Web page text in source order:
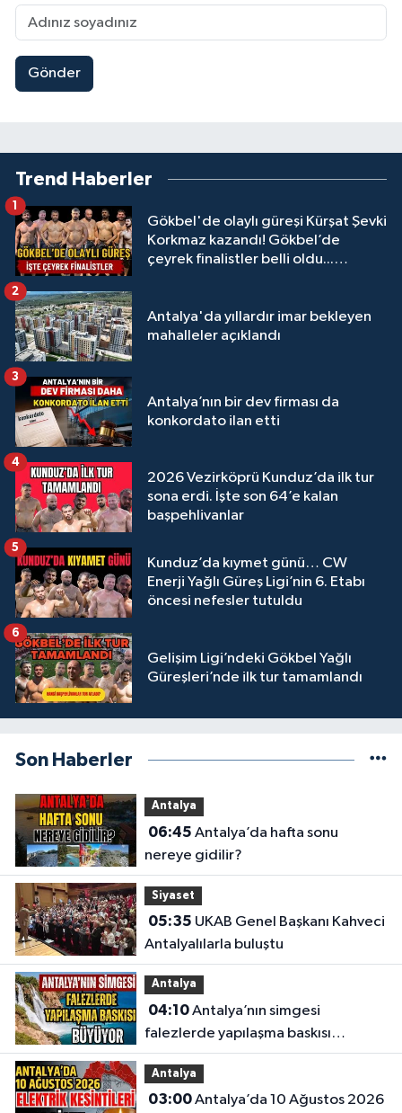
Gönder
Trend Haberler
Gökbel'de olaylı güreşi Kürşat Şevki
Korkmaz kazandı! Gökbel’de
çeyrek finalistler belli oldu...
1
Antalya'da yıllardır imar bekleyen
mahalleler açıklandı
2
Antalya’nın bir dev firması da
konkordato ilan etti
3
2026 Vezirköprü Kunduz’da ilk tur
sona erdi. İşte son 64’e kalan
başpehlivanlar
4
Kunduz’da kıymet günü… CW
Enerji Yağlı Güreş Ligi’nin 6. Etabı
öncesi nefesler tutuldu
5
Gelişim Ligi’ndeki Gökbel Yağlı
Güreşleri’nde ilk tur tamamlandı
6
Son Haberler
Antalya
06:45
nereye gidilir?
Siyaset
05:35
Antalyalılarla buluştu
Antalya
04:10Antalya’nın simgesi
falezlerde yapılaşma baskısı
büyüyor
Antalya
03:00Antalya’da 10 Ağustos 2026